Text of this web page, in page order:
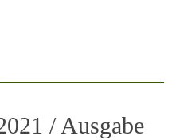
/ Ausgabe